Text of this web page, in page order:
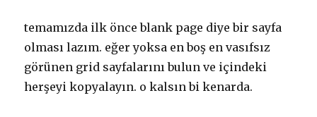
temamızda ilk önce blank page diye bir sayfa
olması lazım. eğer yoksa en boş en vasıfsız
görünen grid sayfalarını bulun ve içindeki
herşeyi kopyalayın. o kalsın bi kenarda.